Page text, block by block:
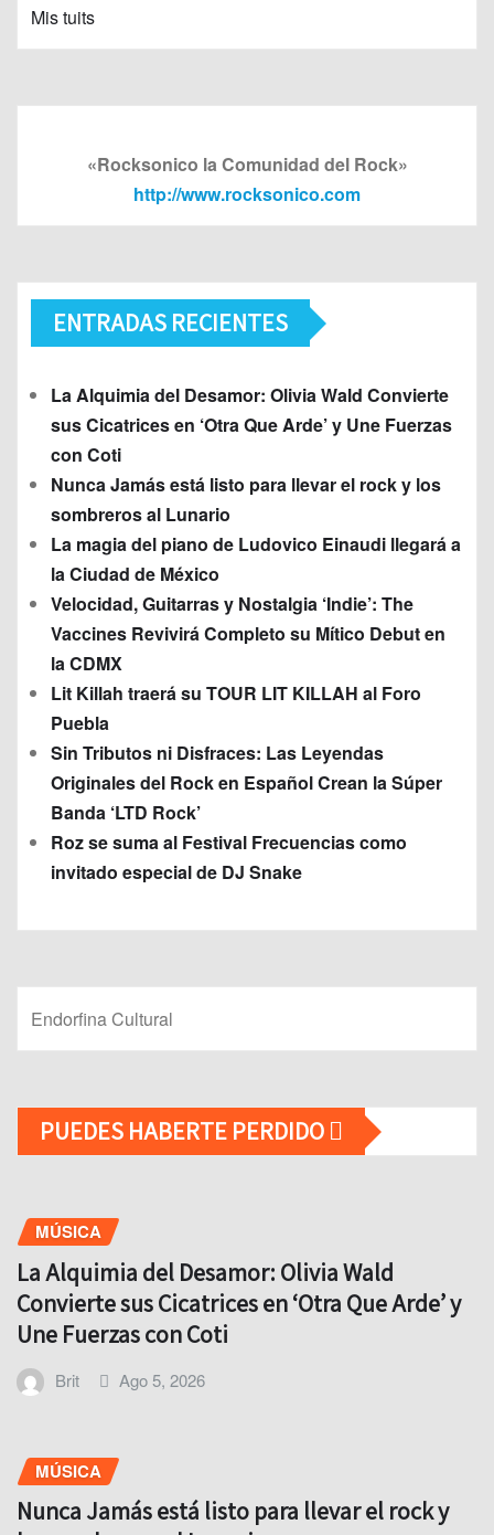
Mis tuits
«Rocksonico la Comunidad del Rock»
http://www.rocksonico.com
ENTRADAS RECIENTES
La Alquimia del Desamor: Olivia Wald Convierte
sus Cicatrices en ‘Otra Que Arde’ y Une Fuerzas
con Coti
Nunca Jamás está listo para llevar el rock y los
sombreros al Lunario
La magia del piano de Ludovico Einaudi llegará a
la Ciudad de México
Velocidad, Guitarras y Nostalgia ‘Indie’: The
Vaccines Revivirá Completo su Mítico Debut en
la CDMX
Lit Killah traerá su TOUR LIT KILLAH al Foro
Puebla
Sin Tributos ni Disfraces: Las Leyendas
Originales del Rock en Español Crean la Súper
Banda ‘LTD Rock’
Roz se suma al Festival Frecuencias como
invitado especial de DJ Snake
Endorfina Cultural
PUEDES HABERTE PERDIDO
MÚSICA
La Alquimia del Desamor: Olivia Wald
Convierte sus Cicatrices en ‘Otra Que Arde’ y
Une Fuerzas con Coti
Brit Ago 5, 2026
MÚSICA
Nunca Jamás está listo para llevar el rock y